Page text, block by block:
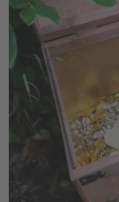
Wir
8-10 Personen
Das
den
Wir freuen